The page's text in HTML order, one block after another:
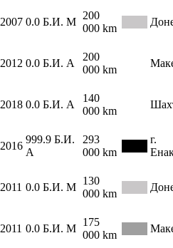
2007 0.0 Б.И. М
200
000 km
2012 0.0 Б.И. А
200
000 km
2018 0.0 Б.И. А
140
000 km
2016
999.9 Б.И.
А
293
000 km
г.
2011 0.0 Б.И. М
130
000 km
2011 0.0 Б.И. М
175
000 km